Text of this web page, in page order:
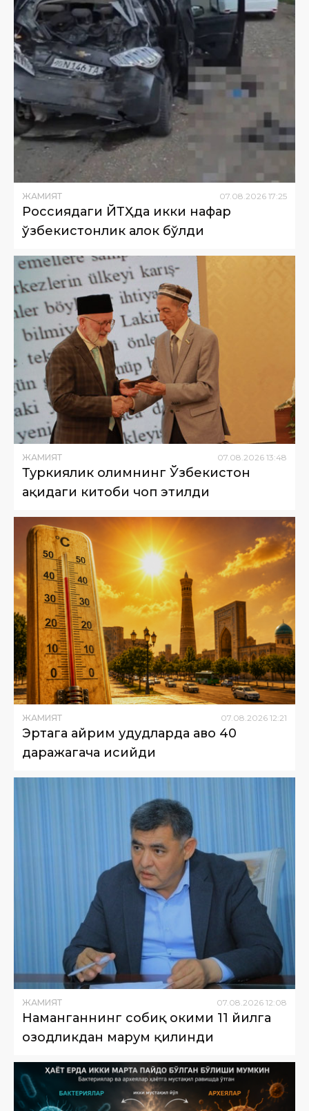
ЖАМИЯТ 07.08.2026 17:25
Россиядаги ЙТҲда икки нафар
ўзбекистонлик ҳалок бўлди
ЖАМИЯТ 07 08 2026 13:48
Туркиялик олимнинг Ўзбекистон
ҳақидаги китоби чоп этилди
ЖАМИЯТ 07.08.2026 12:21
Эртага айрим ҳудудларда ҳаво 40
даражагача исийди
ЖАМИЯТ 07.08.2026 12:08
Наманганнинг собиқ ҳокими 11 йилга
озодликдан маҳрум қилинди